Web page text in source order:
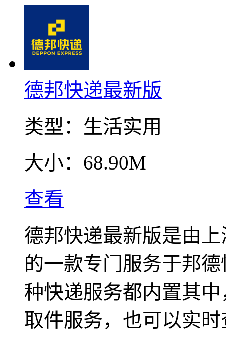
德邦快递最新版
类型： 生活实用
大小： 68.90M
查看
德邦快递最新版是由
的一款专门服务于邦
种快递服务都内置其
取件服务，也可以实